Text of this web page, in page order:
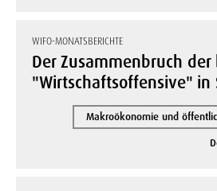
WIFO-MONATSBERICHTE
Der Zusammenbruch
"Wirtschaftsoffensive" in
Makroökonomie und